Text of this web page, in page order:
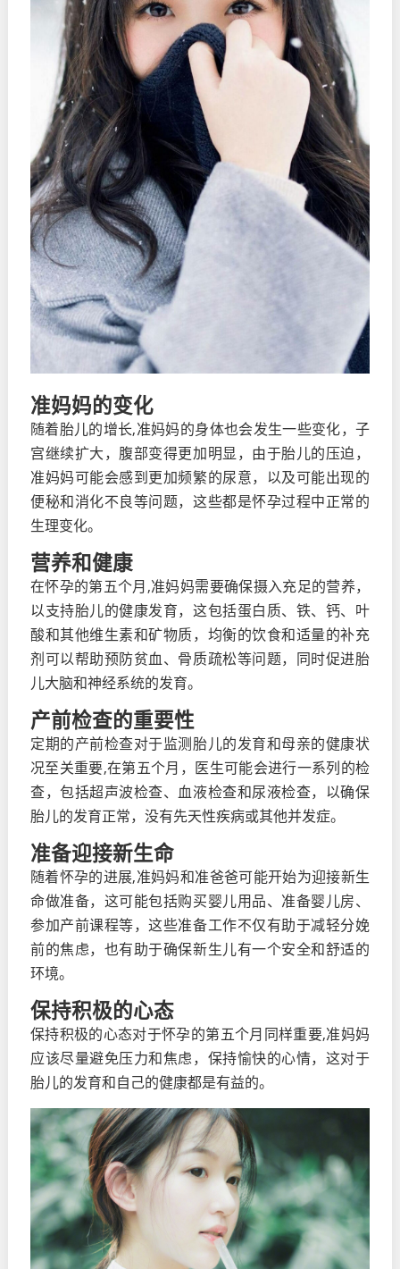
准妈妈的变化
随着胎儿的增长,准妈妈的身体也会发生一些变化，子
宫继续扩大，腹部变得更加明显，由于胎儿的压迫，
准妈妈可能会感到更加频繁的尿意，以及可能出现的
便秘和消化不良等问题，这些都是怀孕过程中正常的
生理变化。
营养和健康
在怀孕的第五个月,准妈妈需要确保摄入充足的营养，
以支持胎儿的健康发育，这包括蛋白质、铁、钙、叶
酸和其他维生素和矿物质，均衡的饮食和适量的补充
剂可以帮助预防贫血、骨质疏松等问题，同时促进胎
儿大脑和神经系统的发育。
产前检查的重要性
定期的产前检查对于监测胎儿的发育和母亲的健康状
况至关重要,在第五个月，医生可能会进行一系列的检
查，包括超声波检查、血液检查和尿液检查，以确保
胎儿的发育正常，没有先天性疾病或其他并发症。
准备迎接新生命
随着怀孕的进展,准妈妈和准爸爸可能开始为迎接新生
命做准备，这可能包括购买婴儿用品、准备婴儿房、
参加产前课程等，这些准备工作不仅有助于减轻分娩
前的焦虑，也有助于确保新生儿有一个安全和舒适的
环境。
保持积极的心态
保持积极的心态对于怀孕的第五个月同样重要,准妈妈
应该尽量避免压力和焦虑，保持愉快的心情，这对于
胎儿的发育和自己的健康都是有益的。